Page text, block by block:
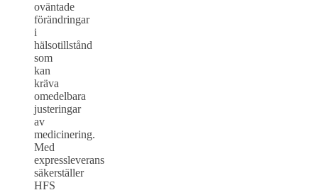
oväntade
förändringar
i
hälsotillstånd
som
kan
kräva
omedelbara
justeringar
av
medicinering.
Med
expressleverans
säkerställer
HFS